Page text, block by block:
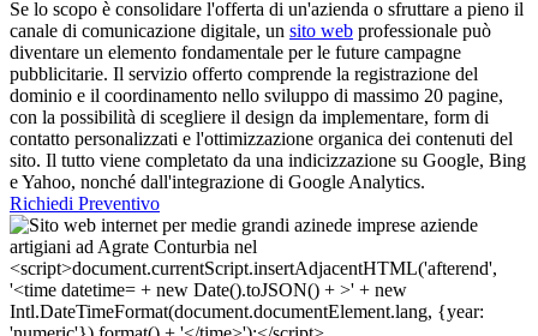
Se lo scopo è consolidare l'offerta di un'azienda o sfruttare a pieno il
canale di comunicazione digitale, un sito web professionale può
diventare un elemento fondamentale per le future campagne
pubblicitarie. Il servizio offerto comprende la registrazione del
dominio e il coordinamento nello sviluppo di massimo 20 pagine,
con la possibilità di scegliere il design da implementare, form di
contatto personalizzati e l'ottimizzazione organica dei contenuti del
sito. Il tutto viene completato da una indicizzazione su Google, Bing
e Yahoo, nonché dall'integrazione di Google Analytics.
Richiedi Preventivo